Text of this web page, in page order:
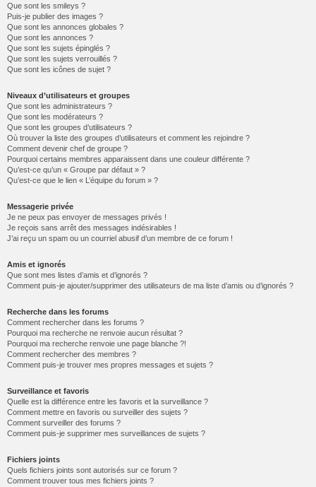
Que sont les smileys ?
Puis-je publier des images ?
Que sont les annonces globales ?
Que sont les annonces ?
Que sont les sujets épinglés ?
Que sont les sujets verrouillés ?
Que sont les icônes de sujet ?
Niveaux d’utilisateurs et groupes
Que sont les administrateurs ?
Que sont les modérateurs ?
Que sont les groupes d’utilisateurs ?
Où trouver la liste des groupes d’utilisateurs et comment les rejoindre ?
Comment devenir chef de groupe ?
Pourquoi certains membres apparaissent dans une couleur différente ?
Qu’est-ce qu’un « Groupe par défaut » ?
Qu’est-ce que le lien « L’équipe du forum » ?
Messagerie privée
Je ne peux pas envoyer de messages privés !
Je reçois sans arrêt des messages indésirables !
J’ai reçu un spam ou un courriel abusif d’un membre de ce forum !
Amis et ignorés
Que sont mes listes d’amis et d’ignorés ?
Comment puis-je ajouter/supprimer des utilisateurs de ma liste d’amis ou d’ignorés ?
Recherche dans les forums
Comment rechercher dans les forums ?
Pourquoi ma recherche ne renvoie aucun résultat ?
Pourquoi ma recherche renvoie une page blanche ?!
Comment rechercher des membres ?
Comment puis-je trouver mes propres messages et sujets ?
Surveillance et favoris
Quelle est la différence entre les favoris et la surveillance ?
Comment mettre en favoris ou surveiller des sujets ?
Comment surveiller des forums ?
Comment puis-je supprimer mes surveillances de sujets ?
Fichiers joints
Quels fichiers joints sont autorisés sur ce forum ?
Comment trouver tous mes fichiers joints ?